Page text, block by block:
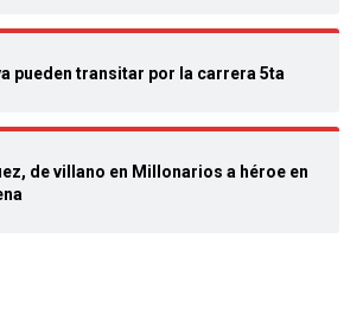
pueden transitar por la carrera 5ta
de villano en Millonarios a héroe en